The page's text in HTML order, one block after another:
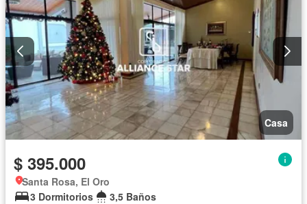
Garita de guardianía
Seguridad
Wifi
Parcialmente amoblado
Casa
$ 395.000
Santa Rosa, El Oro
3 Dormitorios
3,5 Baños